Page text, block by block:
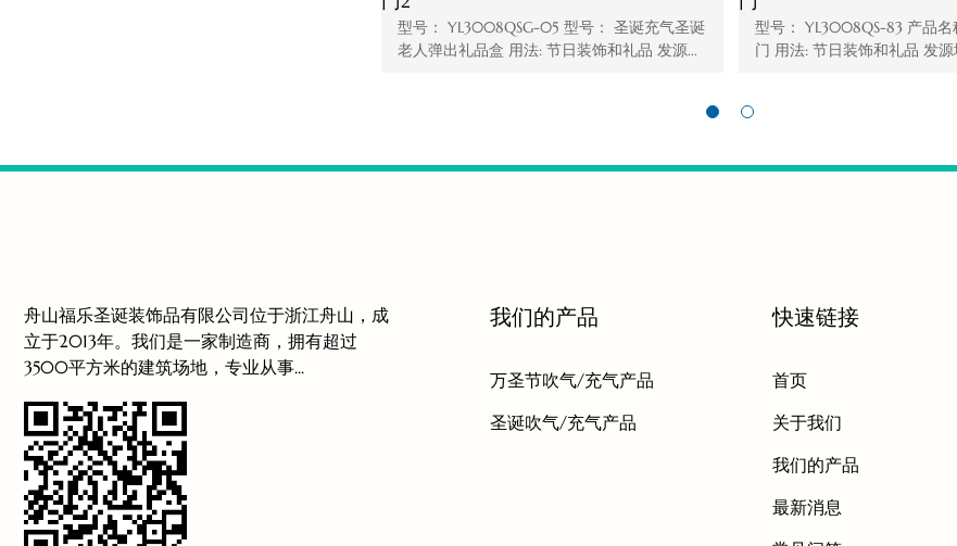
型号： YL3008QS-83 产品名称： 圣诞充气拱
门 用法: 节日装饰和礼品 发源地： 舟山 ...
舟山福乐圣诞装饰品有限公司位于浙江舟山，成
立于2013年。我们是一家制造商，拥有超过
3500平方米的建筑场地，专业从事...
我们的产品
万圣节吹气/充气产品
圣诞吹气/充气产品
快速链接
首页
关于我们
我们的产品
最新消息